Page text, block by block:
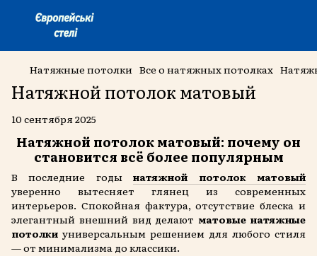
Натяжные потолки Все о натяжных потолках
Натяжной потолок матовый
10 сентября 2025
Натяжной потолок матовый: почему он
становится всё более популярным
В последние годынатяжной потолок матовый
уверенно вытесняет глянец из современных
интерьеров. Спокойная фактура, отсутствие блеска и
элегантный внешний вид делают матовые натяжные
потолки универсальным решением для любого стиля
— от минимализма до классики.